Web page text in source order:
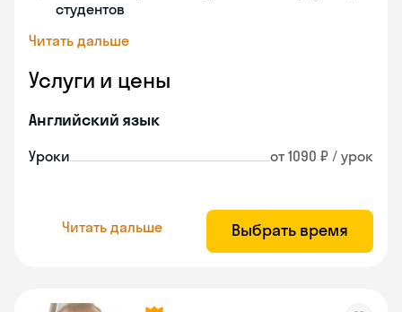
студентов
Читать дальше
Услуги и цены
Английский язык
Уроки от 1090 ₽ / урок
Читать дальше Выбрать время